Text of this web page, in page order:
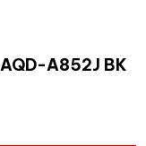
A852J BK